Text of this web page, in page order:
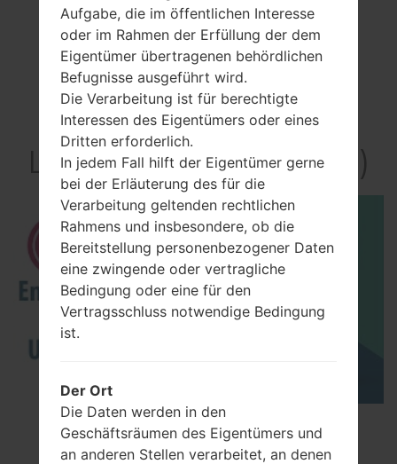
Video
LGLB1200(LGLB1200)
How to Enable Developer Options & USB
Debugging on LG ?
Aufgabe, die im öffentlichen Interesse
oder im Rahmen der Erfüllung der dem
Eigentümer übertragenen behördlichen
Befugnisse ausgeführt wird.
Die Verarbeitung ist für berechtigte
Interessen des Eigentümers oder eines
Dritten erforderlich.
In jedem Fall hilft der Eigentümer gerne
bei der Erläuterung des für die
Verarbeitung geltenden rechtlichen
Rahmens und insbesondere, ob die
Bereitstellung personenbezogener Daten
eine zwingende oder vertragliche
Bedingung oder eine für den
Vertragsschluss notwendige Bedingung
ist.
Der Ort
Die Daten werden in den
Geschäftsräumen des Eigentümers und
an anderen Stellen verarbeitet, an denen